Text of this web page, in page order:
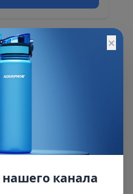
смотрите на
×
канала